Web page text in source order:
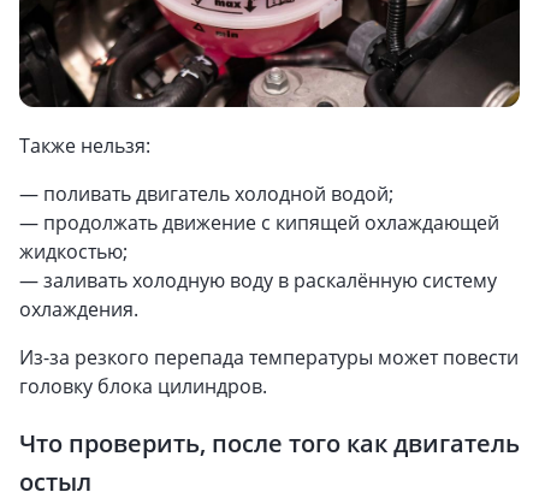
Также нельзя:
— поливать двигатель холодной водой;
— продолжать движение с кипящей охлаждающей
жидкостью;
— заливать холодную воду в раскалённую систему
охлаждения.
Из-за резкого перепада температуры может повести
головку блока цилиндров.
Что проверить, после того как двигатель
остыл